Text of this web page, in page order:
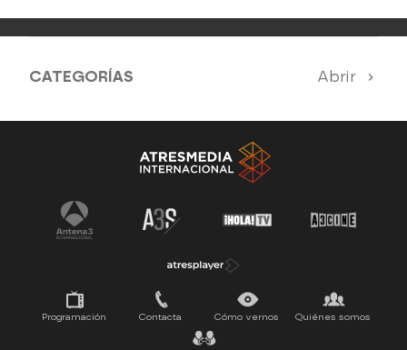
CATEGORÍAS Abrir
Antena 3 Noticias El Hormiguero
Tu cara me suena Pasapalabra
Programación Contacta Cómo vernos Quiénes somos